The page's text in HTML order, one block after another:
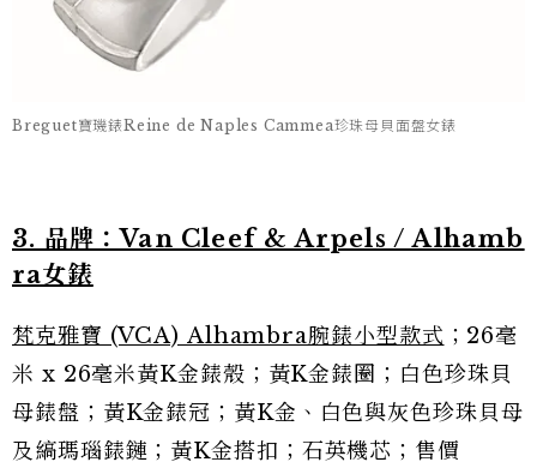
Breguet寶璣錶Reine de Naples Cammea珍珠母貝面盤女錶
3. 品牌：Van Cleef & Arpels / Alhamb
ra女錶
梵克雅寶 (VCA) Alhambra腕錶小型款式 ；26毫
米 x 26毫米黃K金錶殼；黃K金錶圈；白色珍珠貝
母錶盤；黃K金錶冠；黃K金、白色與灰色珍珠貝母
及縞瑪瑙錶鏈；黃K金搭扣；石英機芯；售價